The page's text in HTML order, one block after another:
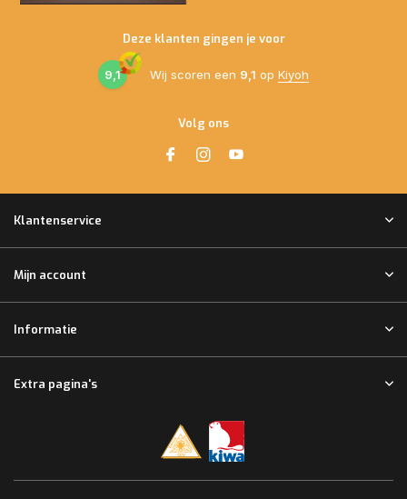
Deze klanten gingen je voor
9,1 Wij scoren een 9,1 op Kiyoh
Volg ons
Klantenservice
Mijn account
Informatie
Extra pagina's